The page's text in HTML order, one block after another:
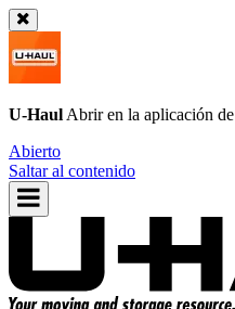
U-Haul Abrir en la aplicación de
Abierto
Saltar al contenido